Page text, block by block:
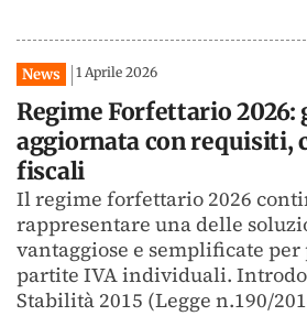
News 1 Aprile 2026
Regime Forfettario 2026:
aggiornata con requisiti,
fiscali
Il regime forfettario 2026
rappresentare una delle
vantaggiose e semplificate
partite IVA individuali.
Stabilità 2015 (Legge n.190/